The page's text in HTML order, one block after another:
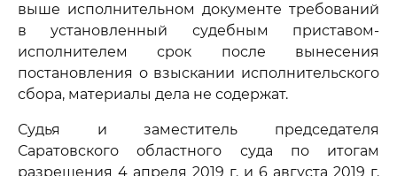
выше исполнительном документе требований
в установленный судебным приставом-
исполнителем срок после вынесения
постановления о взыскании исполнительского
сбора, материалы дела не содержат.
Судья и заместитель председателя
Саратовского областного суда по итогам
разрешения 4 апреля 2019 г. и 6 августа 2019 г.